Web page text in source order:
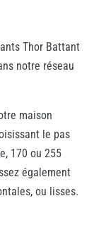
Thor Battant
notre réseau
maison
le pas
170 ou 255
également
ou lisses.